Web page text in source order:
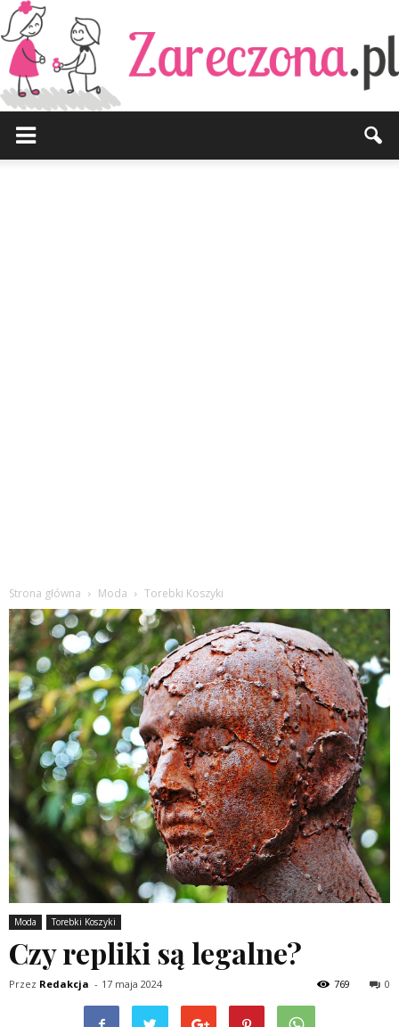
Strona główna Moda Torebki Koszyki
Moda Torebki Koszyki
Czy repliki są legalne?
Przez Redakcja - 17 maja 2024 0
769